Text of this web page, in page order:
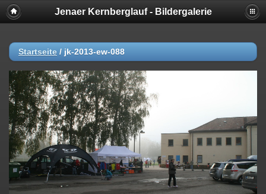
Jenaer Kernberglauf - Bildergalerie
Startseite / jk-2013-ew-088